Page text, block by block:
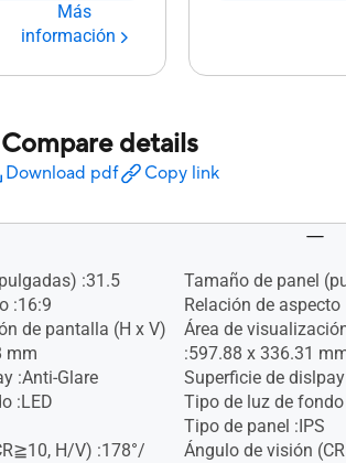
Más
información
Compare details
Download pdf Copy link
:31.5
:16:9
de pantalla (H x V)
mm
:Anti-Glare
:LED
H/V) :178°/
Tamaño de panel
Relación de aspecto
Área de
:597.88 x 336.31
Superficie de
Tipo de luz de fondo
Tipo de panel :IPS
Ángulo de visión